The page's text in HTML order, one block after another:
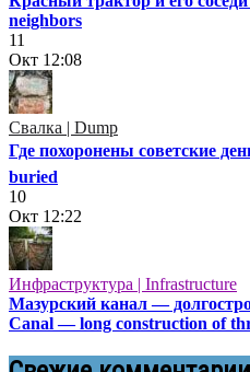
neighbors
11
Окт 12:08
Свалка | Dump
Где похоронены советские
buried
10
Окт 12:22
Инфраструктура | Infrastructure
Мазурский канал —
Canal — long construction of